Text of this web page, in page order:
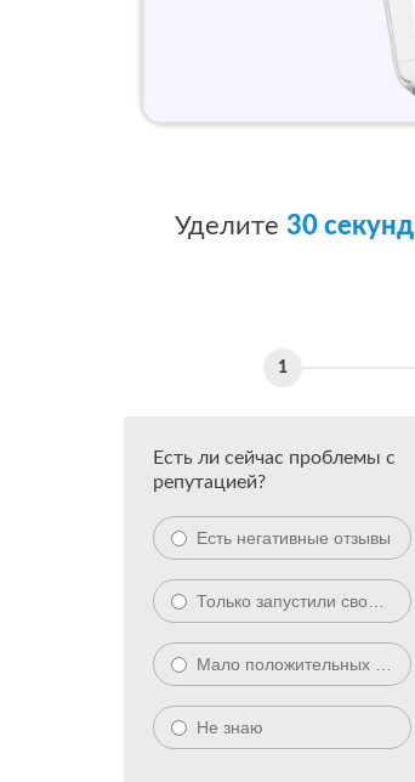
Уделите 30 секунд
Есть ли сейчас проблемы с
репутацией?
Есть негативные отзывы
Не знаю